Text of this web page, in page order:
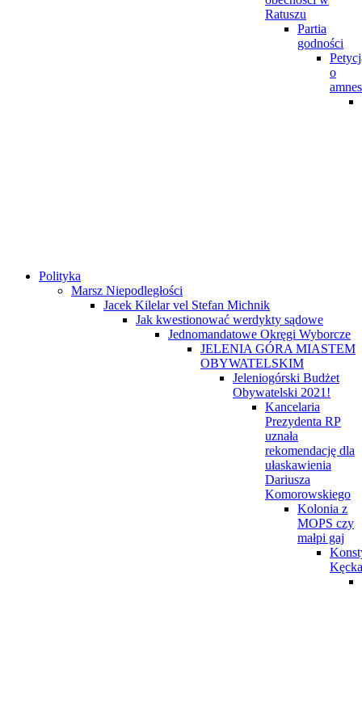
Ratuszu
Partia
godności
o
Polityka
Marsz Niepodległości
Jacek Kilelar vel Stefan Michnik
Jak kwestionować werdykty sądowe
Jednomandatowe Okręgi Wyborcze
JELENIA GÓRA MIASTEM
OBYWATELSKIM
Jeleniogórski Budżet
Obywatelski 2021!
Kancelaria
Prezydenta RP
uznała
rekomendację dla
ułaskawienia
Dariusza
Komorowskiego
Kolonia z
MOPS czy
małpi gaj
Kęcka